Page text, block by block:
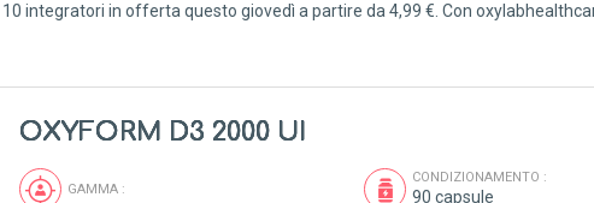
integratori in offerta questo giovedì a partire da 4,99 €. Con
OXYFORM D3 2000 UI
GAMMA :
CONDIZIONAMENTO :
90 capsule